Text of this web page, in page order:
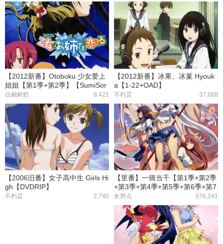
【2012新番】Otoboku 少女爱上
姐姐【第1季+第2季】【SumiSor
a&CASO】
8,421
伍鵺鲜奶
【2012新番】冰果、冰菓 Hyouk
a【1-22+OAD】
37,668
不朽昙
【2006旧番】女子高中生 Girls Hi
gh【DVDRIP】
2,740
不朽昙
【里番】一骑当千【第1季+第2季
+第3季+第4季+第5季+第6季+第7
季+OVA】【全67话】
576,241
长胖点